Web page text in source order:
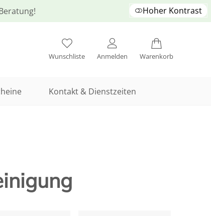
Hoher Kontrast
Wunschliste Anmelden Warenkorb
Kontakt & Dienstzeiten